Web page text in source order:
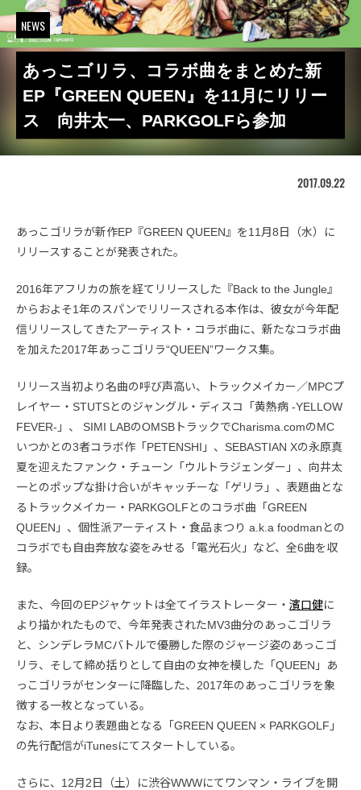
NEWS
あっこゴリラ、コラボ曲をまとめた新
EP『GREEN QUEEN』を11月にリリー
ス 向井太一、PARKGOLFら参加
2017.09.22
あっこゴリラが新作EP『GREEN QUEEN』を11月8日（水）に
リリースすることが発表された。
2016年アフリカの旅を経てリリースした『Back to the Jungle』
からおよそ1年のスパンでリリースされる本作は、彼女が今年配
信リリースしてきたアーティスト・コラボ曲に、新たなコラボ曲
を加えた2017年あっこゴリラ“QUEEN”ワークス集。
リリース当初より名曲の呼び声高い、トラックメイカー／MPCプ
レイヤー・STUTSとのジャングル・ディスコ「黄熱病 -YELLOW
FEVER-」、 SIMI LABのOMSBトラックでCharisma.comのMC
いつかとの3者コラボ作「PETENSHI」、SEBASTIAN Xの永原真
夏を迎えたファンク・チューン「ウルトラジェンダー」、向井太
一とのポップな掛け合いがキャッチーな「ゲリラ」、表題曲とな
るトラックメイカー・PARKGOLFとのコラボ曲「GREEN
QUEEN」、個性派アーティスト・食品まつり a.k.a foodmanとの
コラボでも自由奔放な姿をみせる「電光石火」など、全6曲を収
録。
また、今回のEPジャケットは全てイラストレーター・ 濱口健に
より描かれたもので、今年発表されたMV3曲分のあっこゴリラ
と、シンデレラMCバトルで優勝した際のジャージ姿のあっこゴ
リラ、そして締め括りとして自由の女神を模した「QUEEN」あ
っこゴリラがセンターに降臨した、2017年のあっこゴリラを象
徴する一枚となっている。
なお、本日より表題曲となる「GREEN QUEEN × PARKGOLF」
の先行配信がiTunesにてスタートしている。
さらに、12月2日（土）に渋谷WWWにてワンマン・ライブを開